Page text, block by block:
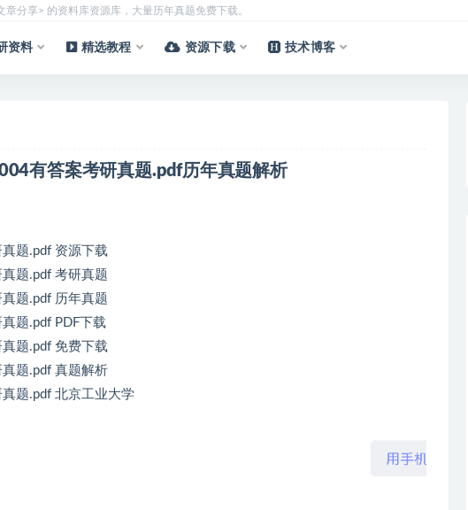
分享> 的资料库资源库，大量历年真题免费下载。
资料 精选教程 资源下载 技术博客
有答案考研真题.pdf历年真题解析
题.pdf 资源下载
题.pdf 考研真题
题.pdf 历年真题
题.pdf PDF下载
题.pdf 免费下载
题.pdf 真题解析
题.pdf 北京工业大学